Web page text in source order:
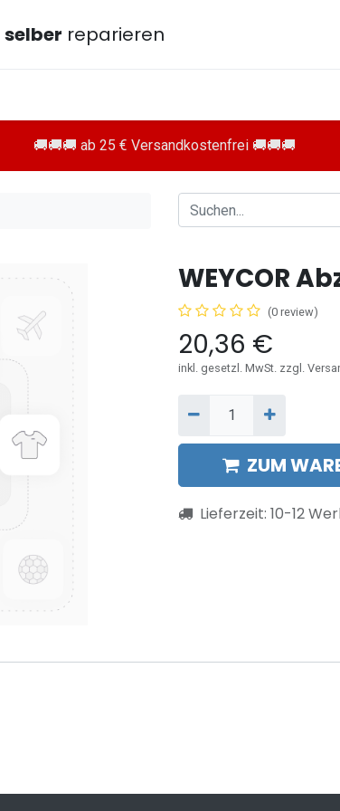
selber reparieren
🚚🚚🚚 ab 25 € Versandkostenfrei 🚚🚚🚚
WEYCOR
(0 review)
20,36 €
inkl. gesetzl. MwSt. zzgl.
ZUM
Lieferzeit: 10-12